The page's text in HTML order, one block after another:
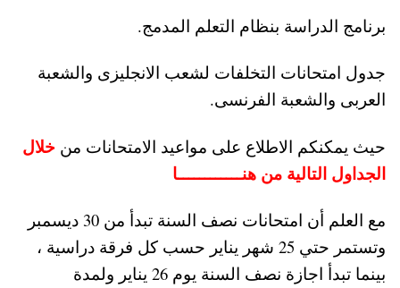
برنامج الدراسة بنظام التعلم المدمج.
جدول امتحانات التخلفات لشعب الانجليزى والشعبة
العربى والشعبة الفرنسى.
حيث يمكنكم الاطلاع على مواعيد الامتحانات من خلال
الجداول التالية من هنــــــــــــا
مع العلم أن امتحانات نصف السنة تبدأ من 30 ديسمبر
وتستمر حتي 25 شهر يناير حسب كل فرقة دراسية ،
بينما تبدأ اجازة نصف السنة يوم 26 يناير ولمدة